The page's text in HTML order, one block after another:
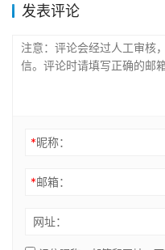
发表评论
*昵称：
*邮箱：
网址：